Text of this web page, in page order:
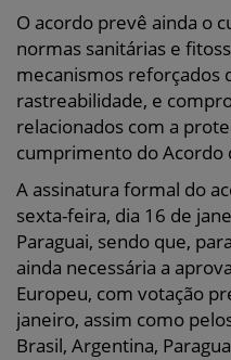
O acordo prevê ainda o
normas sanitárias e
mecanismos reforçados
rastreabilidade, e
relacionados com a
cumprimento do Acordo
A assinatura formal do
sexta-feira, dia 16 de
Paraguai, sendo que,
ainda necessária a
Europeu, com votação
janeiro, assim como
Brasil, Argentina,